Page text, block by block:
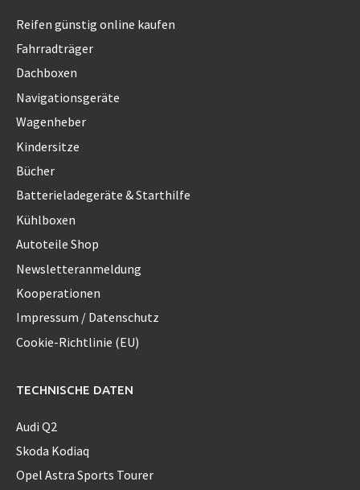
Reifen günstig online kaufen
Fahrradträger
Dachboxen
Navigationsgeräte
Wagenheber
Kindersitze
Bücher
Batterieladegeräte & Starthilfe
Kühlboxen
Autoteile Shop
Newsletteranmeldung
Kooperationen
Impressum / Datenschutz
Cookie-Richtlinie (EU)
TECHNISCHE DATEN
Audi Q2
Skoda Kodiaq
Opel Astra Sports Tourer